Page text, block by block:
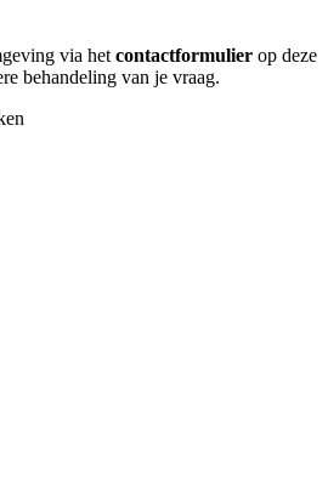
via het contactformulier op deze
behandeling van je vraag.